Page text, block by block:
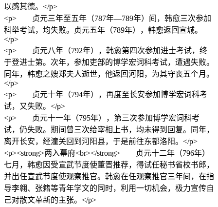
以感其德。</p>
<p> 贞元三年至五年（787年—789年）间，韩愈三次参加
科举考试，均失败。贞元五年（789年），韩愈返回宣城。
</p>
<p> 贞元八年（792年），韩愈第四次参加进士考试，终
于登进士第。次年，参加吏部的博学宏词科考试，遭遇失败。
同年，韩愈之嫂郑夫人逝世，他返回河阳，为其守丧五个月。
</p>
<p> 贞元十年（794年），再度至长安参加博学宏词科考
试，又失败。</p>
<p> 贞元十一年（795年），第三次参加博学宏词科考
试，仍失败。期间曾三次给宰相上书，均未得到回复。同年，
离开长安，经潼关回到河阳县，于是前往东都洛阳。</p>
<p><strong>两入幕府<br></strong> 贞元十二年（796年）
七月，韩愈因受宣武节度使董晋推荐，得试任秘书省校书郎，
并出任宣武节度使观察推官。韩愈在任观察推官三年间，在指
导李翱、张籍等青年学文的同时，利用一切机会，极力宣传自
己对散文革新的主张。</p>